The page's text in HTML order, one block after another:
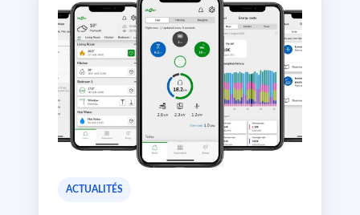
ACTUALITÉS